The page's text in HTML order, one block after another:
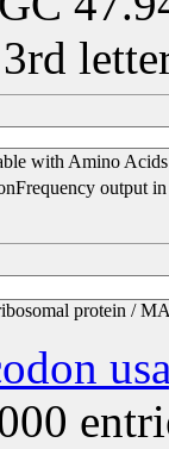
with Amino Acids
output
protein /